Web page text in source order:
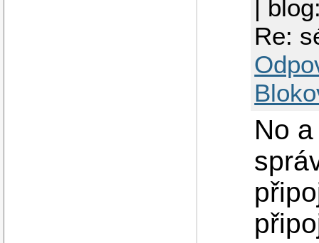
|
Re:
No